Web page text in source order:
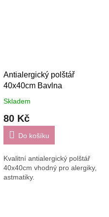
Antialergický polštář
40x40cm Bavlna
Skladem
80 Kč
Do košíku
Kvalitní antialergický polštář
40x40cm vhodný pro alergiky,
astmatiky.